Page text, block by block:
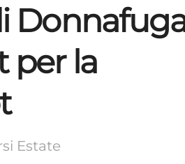
per la
Estate